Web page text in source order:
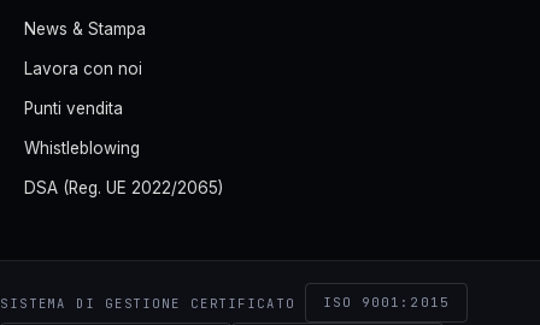
News & Stampa
Lavora con noi
Punti vendita
Whistleblowing
DSA (Reg. UE 2022/2065)
SISTEMA DI GESTIONE CERTIFICATO ISO 9001:2015